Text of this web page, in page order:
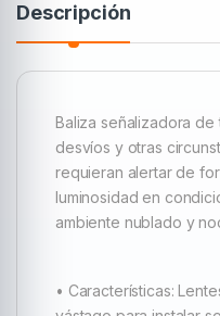
Descripción
Baliza señalizadora de
desvíos y otras
requieran alertar de
luminosidad en
ambiente nublado y
• Características: